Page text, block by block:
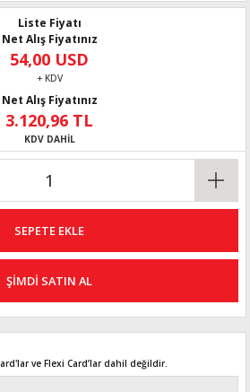
Liste Fiyatı
Net Alış Fiyatınız
54,00 USD
+ KDV
Net Alış Fiyatınız
3.120,96 TL
KDV DAHİL
SEPETE EKLE
ŞİMDİ SATIN AL
ve Flexi Card’lar dahil değildir.